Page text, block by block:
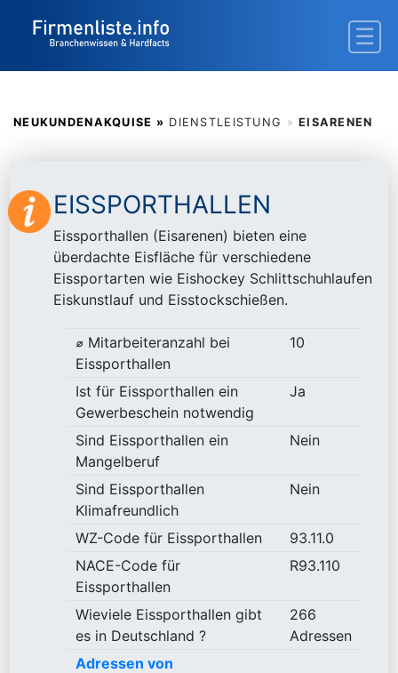
NEUKUNDENAKQUISE » DIENSTLEISTUNG » EISARENEN
EISSPORTHALLEN
Eissporthallen (Eisarenen) bieten eine
überdachte Eisfläche für verschiedene
Eissportarten wie Eishockey Schlittschuhlaufen
Eiskunstlauf und Eisstockschießen.
⌀ Mitarbeiteranzahl bei
Eissporthallen
10
Ist für Eissporthallen ein
Gewerbeschein notwendig
Ja
Sind Eissporthallen ein
Mangelberuf
Nein
Sind Eissporthallen
Klimafreundlich
Nein
WZ-Code für Eissporthallen
93.11.0
NACE-Code für
Eissporthallen
R93.110
Wieviele Eissporthallen gibt
es in Deutschland ?
266
Adressen
Adressen von